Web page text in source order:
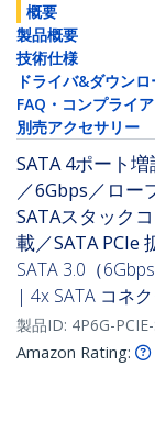
概要
製品概要
技術仕様
ドライバ&ダウンロ
FAQ・コンプライ
別売アクセサリー
SATA 4ポート
／6Gbps／ロー
SATAスタック
載／SATA PCIe
SATA 3.0（
| 4x SATA コネ
製品ID: 4P6G-
Amazon Rating: